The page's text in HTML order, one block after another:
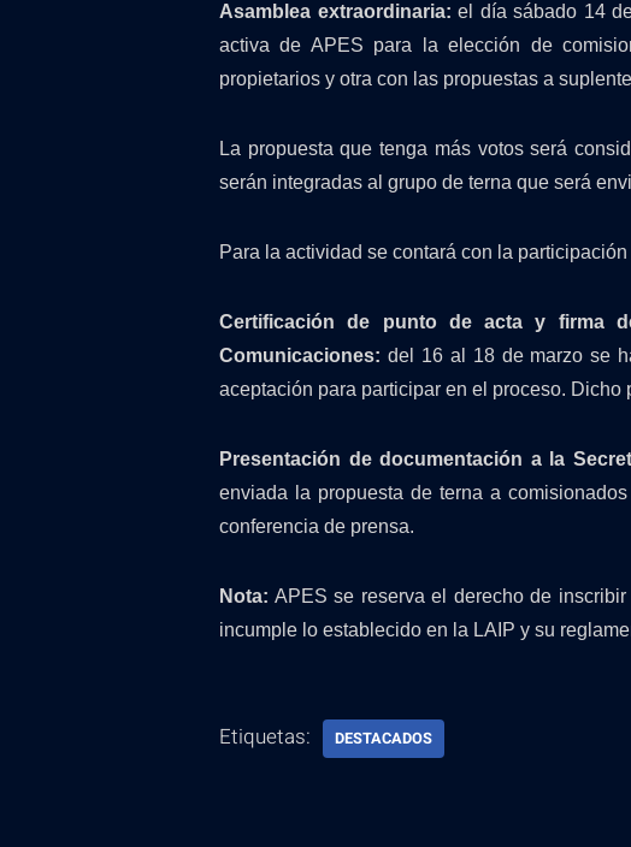
Asamblea extraordinaria: el día sábado 14
activa de APES para la elección de
propietarios y otra con las propuestas a
La propuesta que tenga más votos será
serán integradas al grupo de terna que será
Para la actividad se contará con la
Certificación de punto de acta y firma
Comunicaciones: del 16 al 18 de marzo se
aceptación para participar en el proceso.
Presentación de documentación a la
enviada la propuesta de terna a
conferencia de prensa.
Nota: APES se reserva el derecho de
incumple lo establecido en la LAIP y su
Etiquetas: DESTACADOS